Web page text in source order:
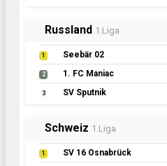
Russland 1.Liga
1 Seebär 02
2 1. FC Maniac
3 SV Sputnik
Schweiz 1.Liga
1 SV 16 Osnabrück